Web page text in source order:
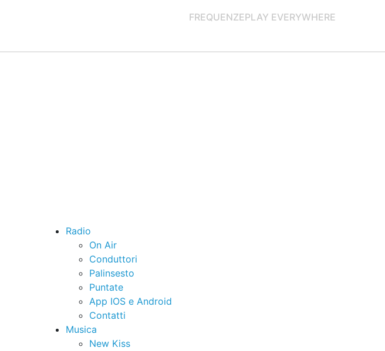
FREQUENZEPLAY EVERYWHERE
Radio
On Air
Conduttori
Palinsesto
Puntate
App IOS e Android
Contatti
Musica
New Kiss